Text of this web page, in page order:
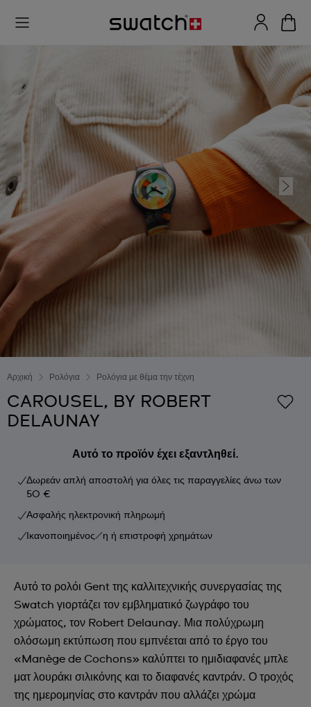
Αρχική Ρολόγια Ρολόγια με θέμα την τέχνη
CAROUSEL, BY ROBERT
DELAUNAY
Αυτό το προϊόν έχει εξαντληθεί.
Δωρεάν απλή αποστολή για όλες τις παραγγελίες άνω των
50 €
Ασφαλής ηλεκτρονική πληρωμή
Ικανοποιημένος/η ή επιστροφή χρημάτων
Αυτό το ρολόι Gent της καλλιτεχνικής συνεργασίας της
Swatch γιορτάζει τον εμβληματικό ζωγράφο του
χρώματος, τον Robert Delaunay. Μια πολύχρωμη
ολόσωμη εκτύπωση που εμπνέεται από το έργο του
«Manège de Cochons» καλύπτει το ημιδιαφανές μπλε
ματ λουράκι σιλικόνης και το διαφανές καντράν. Ο τροχός
της ημερομηνίας στο καντράν που αλλάζει χρώμα